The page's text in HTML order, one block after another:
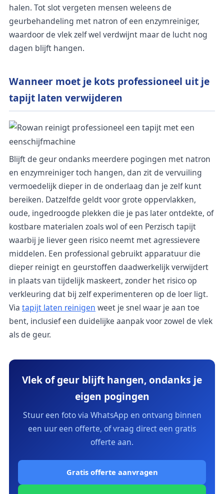
halen. Tot slot vergeten mensen weleens de
geurbehandeling met natron of een enzymreiniger,
waardoor de vlek zelf wel verdwijnt maar de lucht nog
dagen blijft hangen.
Wanneer moet je kots professioneel uit je
tapijt laten verwijderen
Blijft de geur ondanks meerdere pogingen met natron
en enzymreiniger toch hangen, dan zit de vervuiling
vermoedelijk dieper in de onderlaag dan je zelf kunt
bereiken. Datzelfde geldt voor grote oppervlakken,
oude, ingedroogde plekken die je pas later ontdekte, of
kostbare materialen zoals wol of een Perzisch tapijt
waarbij je liever geen risico neemt met agressievere
middelen. Een professional gebruikt apparatuur die
dieper reinigt en geurstoffen daadwerkelijk verwijdert
in plaats van tijdelijk maskeert, zonder het risico op
verkleuring dat bij zelf experimenteren op de loer ligt.
Via tapijt laten reinigen weet je snel waar je aan toe
bent, inclusief een duidelijke aanpak voor zowel de vlek
als de geur.
Vlek of geur blijft hangen, ondanks je
eigen pogingen
Stuur een foto via WhatsApp en ontvang binnen
een uur een offerte, of vraag direct een gratis
offerte aan.
Gratis offerte aanvragen